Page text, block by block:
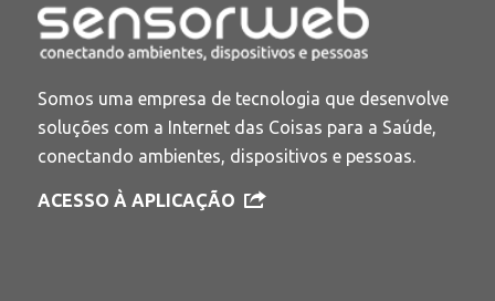
Somos uma empresa de tecnologia que desenvolve
soluções com a Internet das Coisas para a Saúde,
conectando ambientes, dispositivos e pessoas.
ACESSO À APLICAÇÃO